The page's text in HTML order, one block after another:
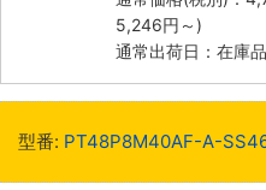
5,246円 ～)
通常出荷日：在庫
型番: PT48P8M40AF-A-